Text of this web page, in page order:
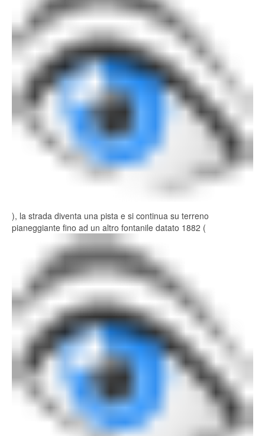
), la strada diventa una pista e si continua su terreno
pianeggiante fino ad un altro fontanile datato 1882 (